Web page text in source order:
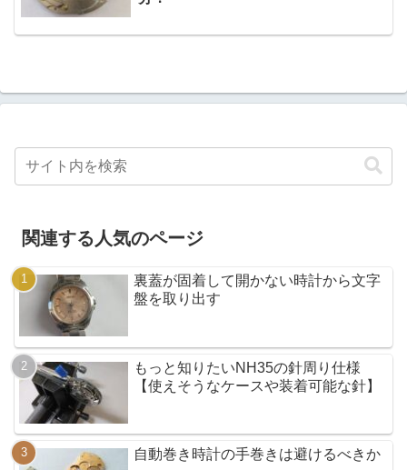
関連する人気のページ
裏蓋が固着して開かない時計から文字
盤を取り出す
もっと知りたいNH35の針周り仕様
【使えそうなケースや装着可能な針】
自動巻き時計の手巻きは避けるべきか